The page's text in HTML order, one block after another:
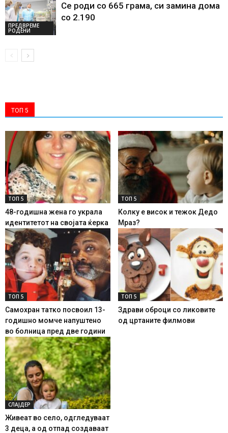
ПРЕДВРЕМЕ
РОДЕНИ
Се роди со 665 грама, си замина дома
со 2.190
ТОП 5
ТОП 5
48-годишна жена го украла
идентитетот на својата ќерка
ТОП 5
Колку е висок и тежок Дедо
Мраз?
ТОП 5
Самохран татко посвоил 13-
годишно момче напуштено
во болница пред две години
ТОП 5
Здрави оброци со ликовите
од цртаните филмови
СЛАЈДЕР
Живеат во село, одгледуваат
3 деца, а од отпад создаваат